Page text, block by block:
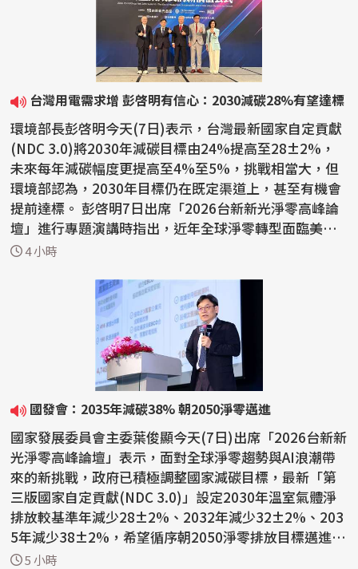
台灣用電需求增 彭啓明有信心：2030減碳28%有望達標
環境部長彭啓明今天(7日)表示，台灣最新國家自定貢獻
(NDC 3.0)將2030年減碳目標由24%提高至28±2%，
未來每年減碳幅度更提高至4%至5%，挑戰相當大，但
環境部認為，2030年目標仍在既定渠道上，甚至有機會
提前達標。 彭啓明7日出席「2026台新新光淨零高峰論
壇」進行專題演講時指出，近年全球淨零轉型面臨美國
退出巴黎協定...
4 小時
國發會：2035年減碳38% 朝2050淨零邁進
國家發展委員會主委葉俊顯今天(7日)出席「2026台新新
光淨零高峰論壇」表示，面對全球淨零趨勢與AI浪潮帶
來的新挑戰，政府已積極調整國家減碳目標，最新「第
三版國家自定貢獻(NDC 3.0)」設定2030年溫室氣體淨
排放較基準年減少28±2%、2032年減少32±2%、203
5年減少38±2%，希望循序朝2050淨零排放目標邁進。
葉俊顯表示，...
5 小時